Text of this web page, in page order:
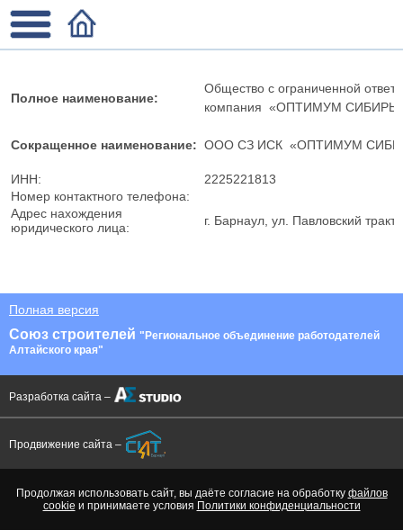
Полное наименование:
Общество с ограниченной
компания «ОПТИМУМ СИБИРЬ»
Сокращенное наименование: ООО СЗ ИСК «ОПТИМУМ
ИНН:
2225221813
Номер контактного телефона:
Адрес нахождения
юридического лица:
г. Барнаул, ул. Павловский
Полная версия
Союз строителей "Региональное объединение работодателей
Алтайского края"
Разработка сайта –
Продвижение сайта –
Продолжая использовать сайт, вы даёте согласие на обработку файлов
cookie и принимаете условия Политики конфиденциальности